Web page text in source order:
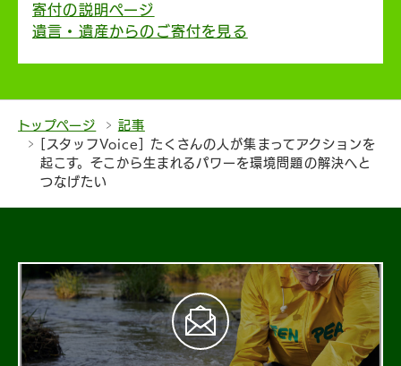
寄付の説明ページ
遺言・遺産からのご寄付を見る
トップページ
記事
[スタッフVoice] たくさんの人が集まってアクションを
起こす。そこから生まれるパワーを環境問題の解決へと
つなげたい